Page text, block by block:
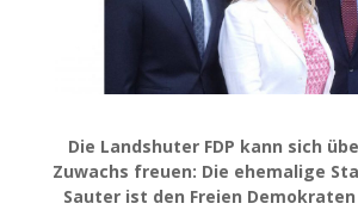
Die Landshuter FDP kann sich
Zuwachs freuen: Die ehemalige
Sauter ist den Freien